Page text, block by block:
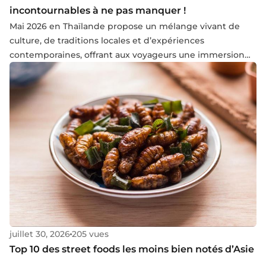
incontournables à ne pas manquer !
Mai 2026 en Thaïlande propose un mélange vivant de
culture, de traditions locales et d’expériences
contemporaines, offrant aux voyageurs une immersion
riche dans le quotidien et la créativité du pays. Entre
événements artistiques, célébrations communautaires et
expériences lifestyle, ce mois met en lumière toute la
diversité des régions et des identités thaïlandaises.
juillet 30, 2026205 vues
Top 10 des street foods les moins bien notés d’Asie